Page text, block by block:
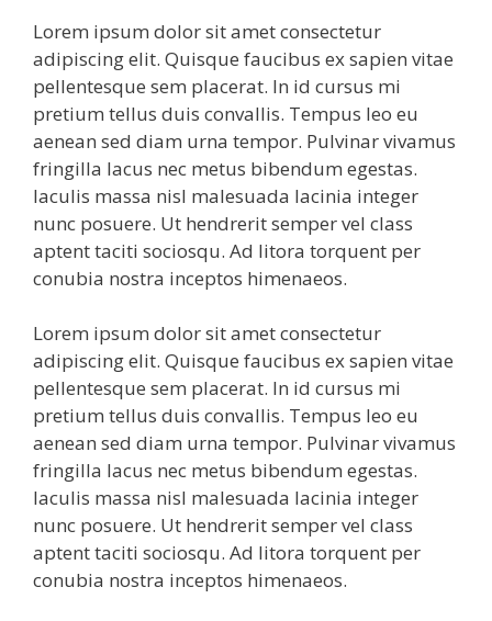
Lorem ipsum dolor sit amet consectetur
adipiscing elit. Quisque faucibus ex sapien vitae
pellentesque sem placerat. In id cursus mi
pretium tellus duis convallis. Tempus leo eu
aenean sed diam urna tempor. Pulvinar vivamus
fringilla lacus nec metus bibendum egestas.
Iaculis massa nisl malesuada lacinia integer
nunc posuere. Ut hendrerit semper vel class
aptent taciti sociosqu. Ad litora torquent per
conubia nostra inceptos himenaeos.
Lorem ipsum dolor sit amet consectetur
adipiscing elit. Quisque faucibus ex sapien vitae
pellentesque sem placerat. In id cursus mi
pretium tellus duis convallis. Tempus leo eu
aenean sed diam urna tempor. Pulvinar vivamus
fringilla lacus nec metus bibendum egestas.
Iaculis massa nisl malesuada lacinia integer
nunc posuere. Ut hendrerit semper vel class
aptent taciti sociosqu. Ad litora torquent per
conubia nostra inceptos himenaeos.